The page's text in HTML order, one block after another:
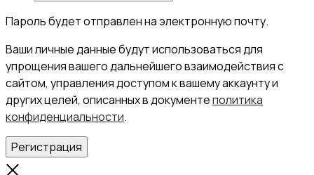
Пароль будет отправлен на электронную почту.
Ваши личные данные будут использоваться для
упрощения вашего дальнейшего взаимодействия с
сайтом, управления доступом к вашему аккаунту и
других целей, описанных в документеполитика
конфиденциальности.
Регистрация